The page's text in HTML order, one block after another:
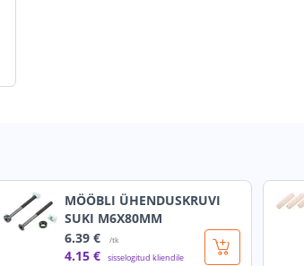
MÖÖBLI ÜHENDUSKRUVI
SUKI M6X80MM
6.39 € /tk
4.15 € sisselogitud kliendile